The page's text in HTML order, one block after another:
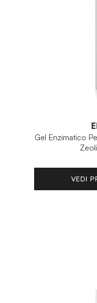
Gel Enzimatico
VEDI